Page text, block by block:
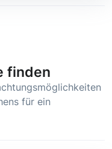
finden
für ein